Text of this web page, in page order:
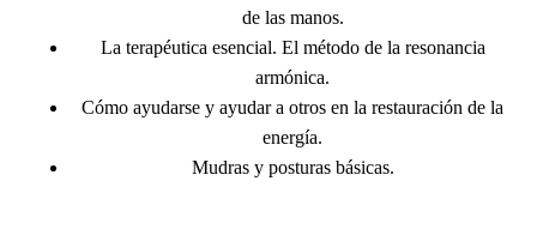
de las manos.
La terapéutica esencial. El método de la resonancia
armónica.
Cómo ayudarse y ayudar a otros en la restauración de la
energía.
Mudras y posturas básicas.